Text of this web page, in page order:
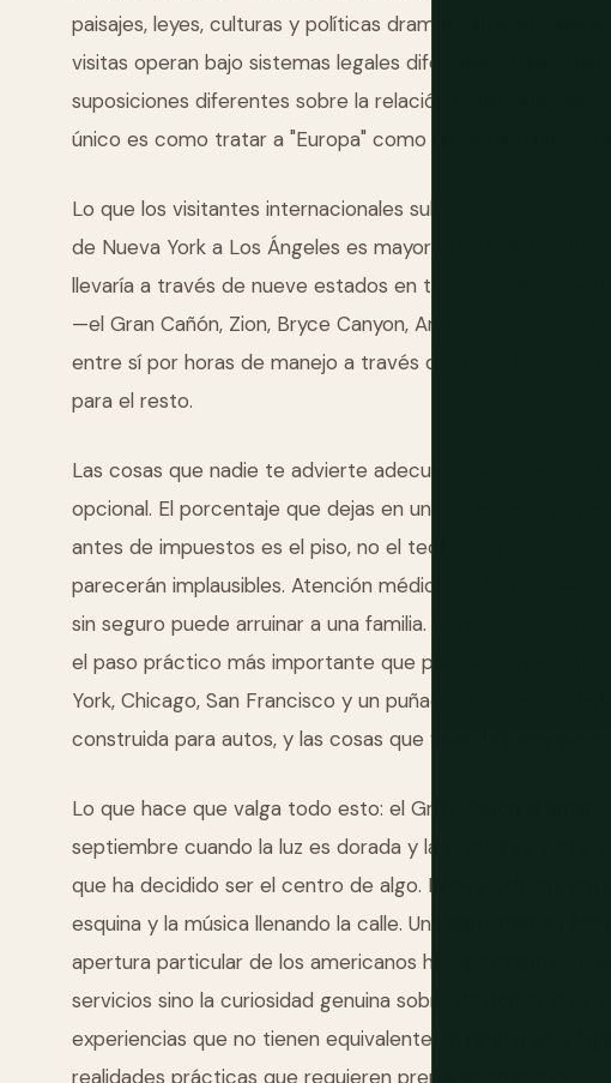
paisajes, leyes, culturas y políticas dramáticamente
visitas operan bajo sistemas legales diferentes, climas
suposiciones diferentes sobre la relación entre
único es como tratar a "Europa" como un destino único.
Lo que los visitantes internacionales subestiman
de Nueva York a Los Ángeles es mayor que la de
llevaría a través de nueve estados en tres días de
—el Gran Cañón, Zion, Bryce Canyon, Arches— son cada
entre sí por horas de manejo a través de desierto
para el resto.
Las cosas que nadie te advierte adecuadamente antes
opcional. El porcentaje que dejas en un restaurante es
antes de impuestos es el piso, no el techo. Porciones:
parecerán implausibles. Atención médica: no hay un
sin seguro puede arruinar a una familia. Como turista, un
el paso práctico más importante que puedes tomar
York, Chicago, San Francisco y un puñado de otras
construida para autos, y las cosas que valen la pena ver
Lo que hace que valga todo esto: el Gran Cañón al
septiembre cuando la luz es dorada y la ciudad va sobre
que ha decidido ser el centro de algo. Nueva Orleans en
esquina y la música llenando la calle. Una carretera en
apertura particular de los americanos hacia extraños
servicios sino la curiosidad genuina sobre de dónde eres y
experiencias que no tienen equivalente en ningún otro
realidades prácticas que requieren preparación previa.